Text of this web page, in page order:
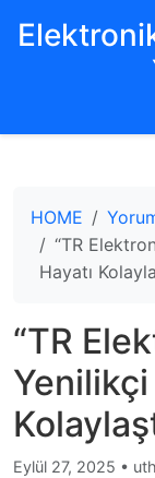
HOME
“TR
Hayatı
“TR
Eylül 27, 2025 •